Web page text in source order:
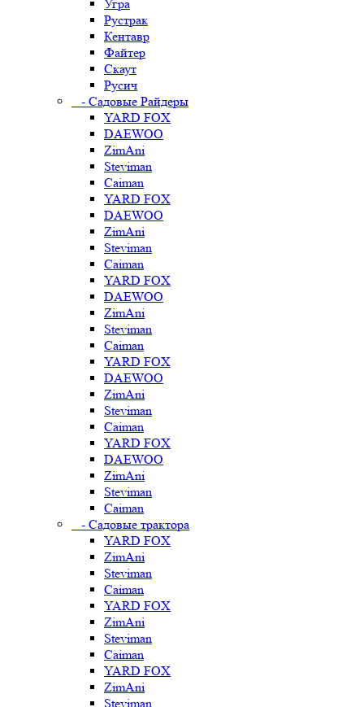
Угра
Рустрак
Кентавр
Файтер
Скаут
Русич
- Садовые Райдеры
YARD FOX
DAEWOO
ZimAni
Steviman
Caiman
YARD FOX
DAEWOO
ZimAni
Steviman
Caiman
YARD FOX
DAEWOO
ZimAni
Steviman
Caiman
YARD FOX
DAEWOO
ZimAni
Steviman
Caiman
YARD FOX
DAEWOO
ZimAni
Steviman
Caiman
- Садовые трактора
YARD FOX
ZimAni
Steviman
Caiman
YARD FOX
ZimAni
Steviman
Caiman
YARD FOX
ZimAni
Steviman